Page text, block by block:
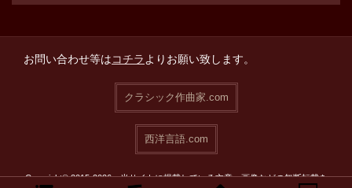
お問い合わせ等はコチラよりお願い致します。
クラシック作曲家.com
西洋言語.com
Copyright© 2015-2026 当サイトに掲載している文章・画像などの無断転載を